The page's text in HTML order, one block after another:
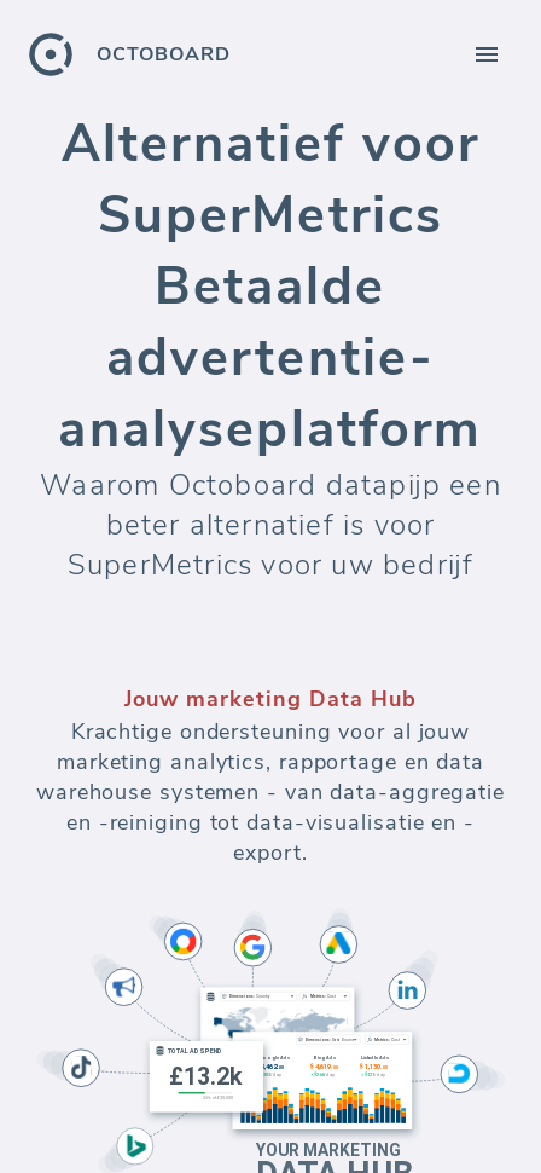
OCTOBOARD
Alternatief voor
SuperMetrics
Betaalde
advertentie-
analyseplatform
Waarom Octoboard datapijp een
beter alternatief is voor
SuperMetrics voor uw bedrijf
Jouw marketing Data Hub
Krachtige ondersteuning voor al jouw
marketing analytics, rapportage en data
warehouse systemen - van data-aggregatie
en -reiniging tot data-visualisatie en -
export.